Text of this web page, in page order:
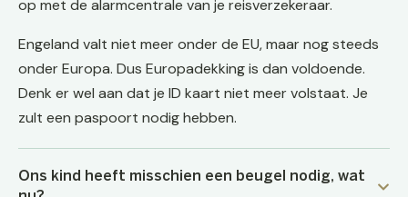
op met de alarmcentrale van je reisverzekeraar.
Engeland valt niet meer onder de EU, maar nog steeds
onder Europa. Dus Europadekking is dan voldoende.
Denk er wel aan dat je ID kaart niet meer volstaat. Je
zult een paspoort nodig hebben.
Ons kind heeft misschien een beugel nodig, wat